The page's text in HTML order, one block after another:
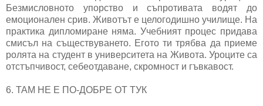
Безмисловното упорство и съпротивата водят до
емоционален срив. Животът е целогодишно училище. На
практика дипломиране няма. Учебният процес придава
смисъл на съществуването. Eгото ти трябва да приеме
ролята на студент в университета на Живота. Уроците са
отстъпчивост, себеотдаване, скромност и гъвкавост.
6. ТАМ НЕ Е ПО-ДОБРЕ ОТ ТУК